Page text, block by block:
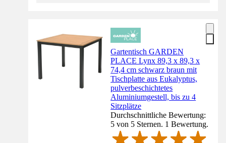
Gartentisch GARDEN
PLACE Lynx 89,3 x 89,3 x
74,4 cm schwarz braun mit
Tischplatte aus Eukalyptus,
pulverbeschichtetes
Aluminiumgestell, bis zu 4
Sitzplätze
Durchschnittliche Bewertung:
5 von 5 Sternen. 1 Bewertung.